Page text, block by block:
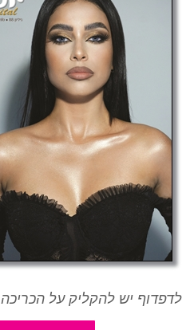
לדפדוף יש להקליק על הכריכה